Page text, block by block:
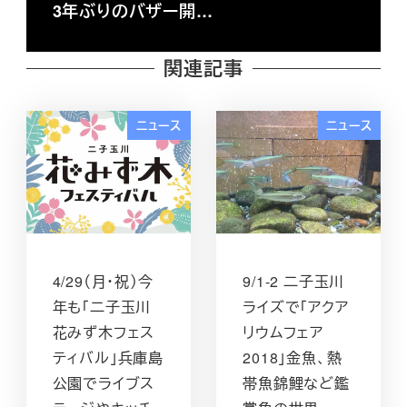
3年ぶりのバザー開…
関連記事
ニュース
4/29（月・祝）今
年も「二子玉川
花みず木フェス
ティバル」兵庫島
公園でライブス
ニュース
9/1-2 二子玉川
ライズで「アクア
リウムフェア
2018」金魚、熱
帯魚錦鯉など鑑